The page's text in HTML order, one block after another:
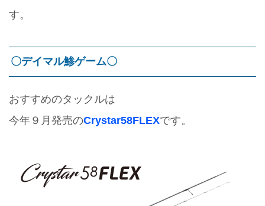
す。
〇デイマル鯵ゲーム〇
おすすめのタックルは
今年９月発売のCrystar58FLEXです。